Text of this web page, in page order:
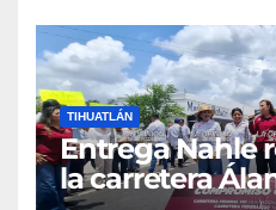
TIHUATLÁN
Entrega Nahle
la carretera